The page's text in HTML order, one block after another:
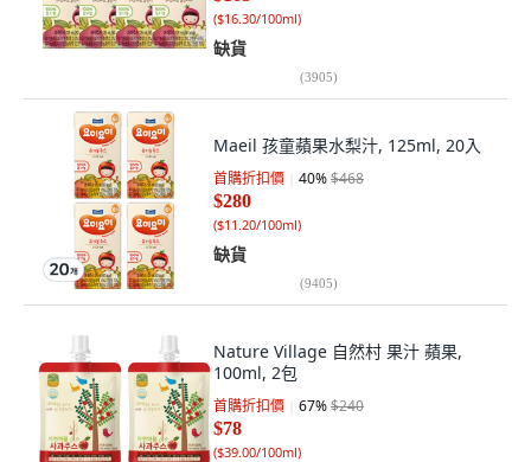
($16.30/100ml)
缺貨
(3905)
Maeil 孩童蘋果水梨汁, 125ml, 20入
首購折扣價 40%$468
$280
($11.20/100ml)
缺貨
(9405)
Nature Village 自然村 果汁 蘋果,
100ml, 2包
首購折扣價 67%$240
$78
($39.00/100ml)